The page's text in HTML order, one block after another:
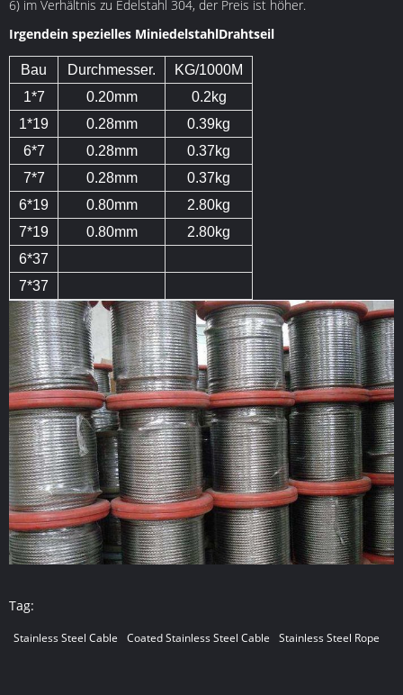
6) im Verhältnis zu Edelstahl 304, der Preis ist höher.
Irgendein spezielles MiniedelstahlDrahtseil
Bau Durchmesser.
KG/1000M
1*7
0.20mm
0.2kg
1*19
0.28mm
0.39kg
6*7
0.28mm
0.37kg
7*7
0.28mm
0.37kg
6*19
0.80mm
2.80kg
7*19
0.80mm
2.80kg
6*37
7*37
Tag:
Stainless Steel Cable Coated Stainless Steel Cable Stainless Steel Rope